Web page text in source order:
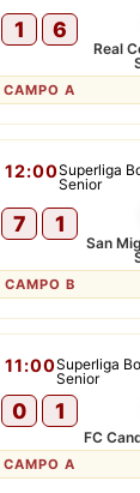
1 6
Real
CAMPO A
Superliga
Senior
12:00
7 1
San
CAMPO B
Superliga
Senior
11:00
0 1
FC
CAMPO A